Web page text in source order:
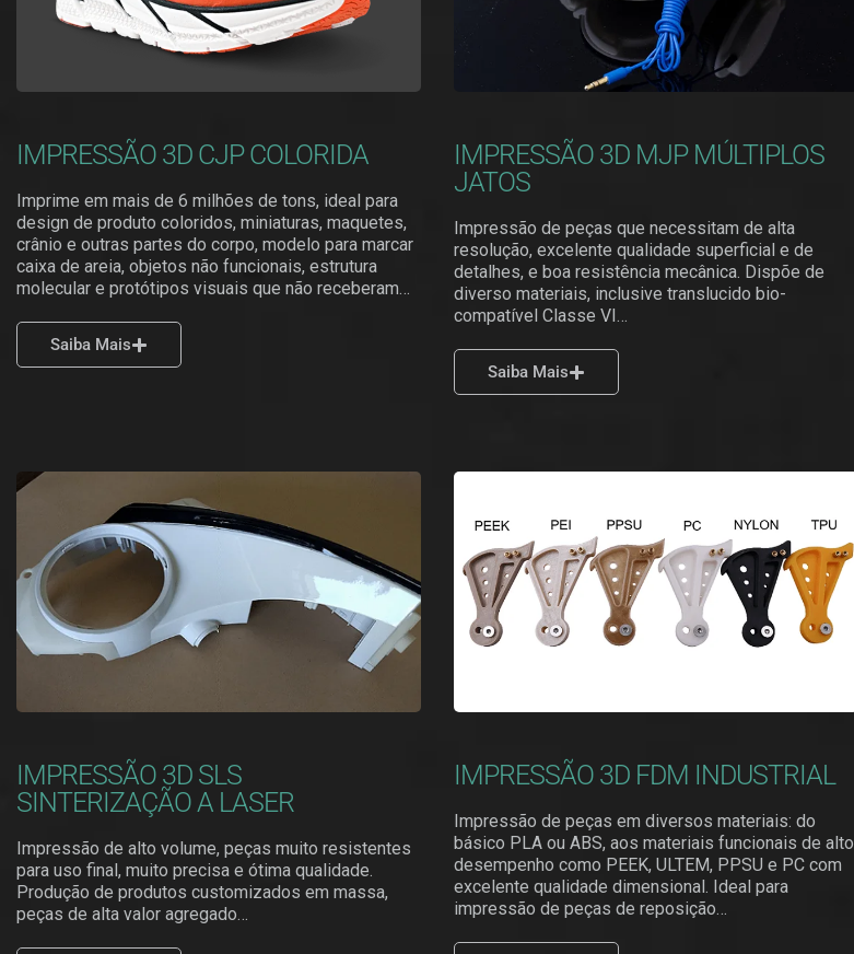
IMPRESSÃO 3D CJP COLORIDA
Imprime em mais de 6 milhões de tons, ideal para
design de produto coloridos, miniaturas, maquetes,
crânio e outras partes do corpo, modelo para marcar
caixa de areia, objetos não funcionais, estrutura
molecular e protótipos visuais que não receberam…
Saiba Mais
IMPRESSÃO 3D MJP MÚLTIPLOS
JATOS
Impressão de peças que necessitam de alta
resolução, excelente qualidade superficial e de
detalhes, e boa resistência mecânica. Dispõe de
diverso materiais, inclusive translucido bio-
compatível Classe VI…
Saiba Mais
IMPRESSÃO 3D SLS
SINTERIZAÇÃO A LASER
Impressão de alto volume, peças muito resistentes
para uso final, muito precisa e ótima qualidade.
Produção de produtos customizados em massa,
peças de alta valor agregado…
IMPRESSÃO 3D FDM INDUSTRIAL
Impressão de peças em diversos materiais: do
básico PLA ou ABS, aos materiais funcionais de alto
desempenho como PEEK, ULTEM, PPSU e PC com
excelente qualidade dimensional. Ideal para
impressão de peças de reposição…